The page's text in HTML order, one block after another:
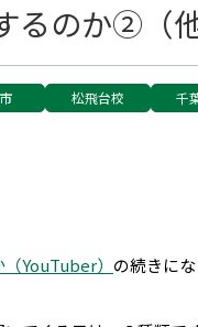
るのか②（
松飛台校 千
YouTuber） の続きにな